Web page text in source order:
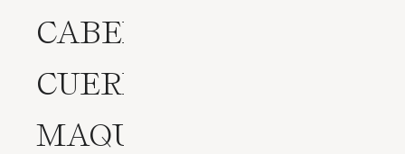
CABELLO
CUERPO
MAQUILLAJE